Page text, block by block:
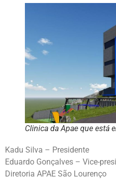
Clinica da Apae que está
Kadu Silva – Presidente
Eduardo Gonçalves – Vice-
Diretoria APAE São Lourenço